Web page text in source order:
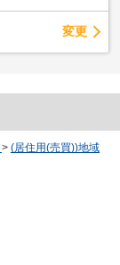
変更
> (居住用(売買))地域